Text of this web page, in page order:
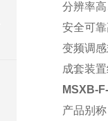
分辨率
安全可
变频调
成套装
MSXB-
产品别称